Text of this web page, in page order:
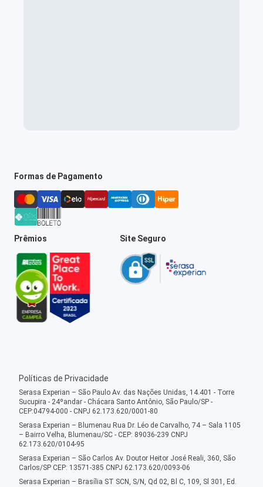
Formas de Pagamento
Prêmios Site Seguro
Políticas de Privacidade
Serasa Experian – São Paulo Av. das Nações Unidas, 14.401 - Torre
Sucupira - 24ºandar - Chácara Santo Antônio, São Paulo/SP -
CEP:04794-000 - CNPJ 62.173.620/0001-80
Serasa Experian – Blumenau Rua Dr. Léo de Carvalho, 74 – Sala 1105
– Bairro Velha, Blumenau/SC - CEP: 89036-239 CNPJ
62.173.620/0104-95
Serasa Experian – São Carlos Av. Doutor Heitor José Reali, 360, São
Carlos/SP CEP: 13571-385 CNPJ 62.173.620/0093-06
Serasa Experian – Brasília ST SCN, S/N, Qd 02, Bl C, 109, Sl 301, Ed.